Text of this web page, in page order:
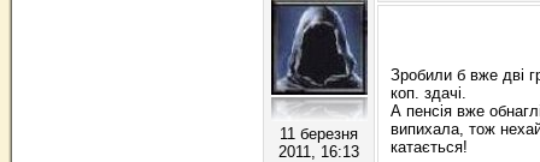
11 березня
2011, 16:13
Зробили б вже дві
коп. здачі.
А пенсія вже
випихала, тож
катається!